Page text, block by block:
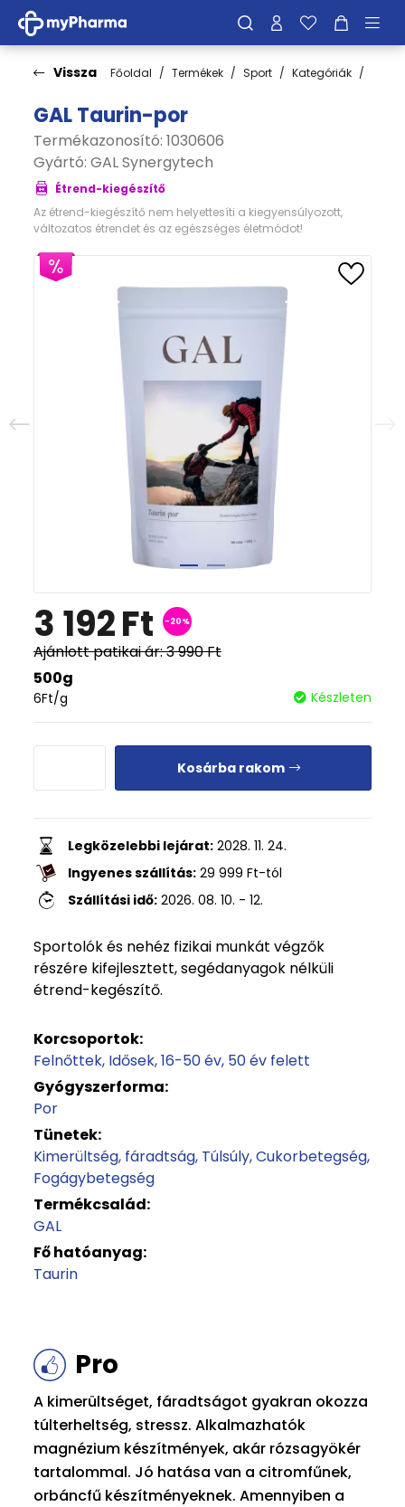
Vissza Főoldal Termékek Sport Kategóriák
GAL Taurin-por
Termékazonosító: 1030606
Gyártó: GAL Synergytech
Étrend-kiegészítő
Az étrend-kiegészítő nem helyettesíti a kiegyensúlyozott,
változatos étrendet és az egészséges életmódot!
3 192Ft -20%
Ajánlott patikai ár:3 990Ft
500g
6Ft/g Készleten
Kosárba rakom
Legközelebbi lejárat: 2028. 11. 24.
Ingyenes szállítás: 29 999 Ft-tól
Szállítási idő: 2026. 08. 10. - 12.
Sportolók és nehéz fizikai munkát végzők
részére kifejlesztett, segédanyagok nélküli
étrend-kegészítő.
Korcsoportok:
Felnőttek Idősek 16-50 év 50 év felett
Gyógyszerforma:
Por
Tünetek:
Kimerültség, fáradtság Túlsúly Cukorbetegség
Fogágybetegség
Termékcsalád:
GAL
Fő hatóanyag:
Taurin
Pro
A kimerültséget, fáradtságot gyakran okozza
túlterheltség, stressz. Alkalmazhatók
magnézium készítmények, akár rózsagyökér
tartalommal. Jó hatása van a citromfűnek,
orbáncfű készítményeknek. Amennyiben a